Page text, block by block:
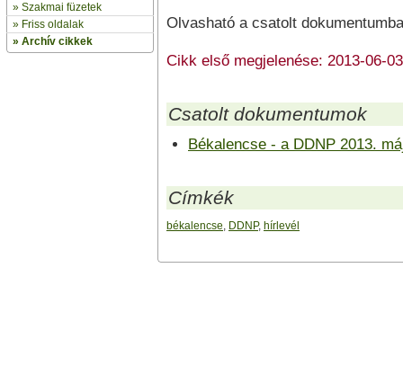
» Szakmai füzetek
» Friss oldalak
» Archív cikkek
Olvasható a csatolt
Cikk első megjelenése: 2013-06-
Csatolt dokumentumok
Békalencse - a DDNP 2013.
Címkék
békalencse, DDNP, hírlevél